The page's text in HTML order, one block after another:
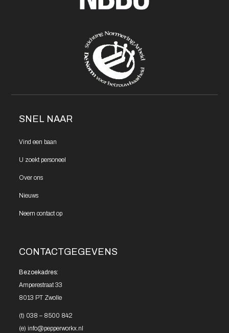
SNEL NAAR
Vind een baan
U zoekt personeel
Over ons
Nieuws
Neem contactop
CONTACTGEGEVENS
Bezoekadres:
Amperestraat 33
8013 PT Zwolle
(t) 038 – 8500 842
(e) info@pepperworkx.nl